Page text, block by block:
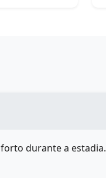
durante a estadia.